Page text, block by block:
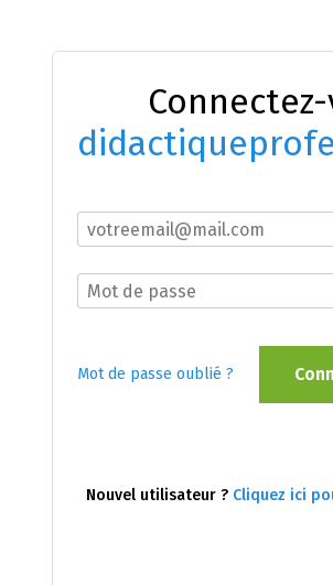
Mot de passe oublié ?
Nouvel utilisateur ? Cliquez ici